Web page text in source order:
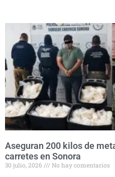
Aseguran 200 kilos de
carretes en Sonora
30 julio, 2026 No hay comentarios